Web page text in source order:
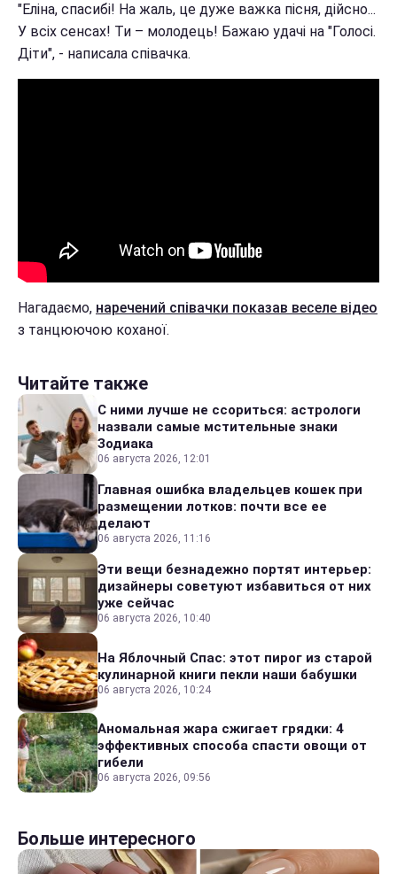
"Еліна, спасибі! На жаль, це дуже важка пісня, дійсно...
У всіх сенсах! Ти – молодець! Бажаю удачі на "Голосі.
Діти", - написала співачка.
Нагадаємо, наречений співачки показав веселе відео
з танцюючою коханої.
Читайте также
С ними лучше не ссориться: астрологи
назвали самые мстительные знаки
Зодиака
06 августа 2026, 12:01
Главная ошибка владельцев кошек при
размещении лотков: почти все ее
делают
06 августа 2026, 11:16
Эти вещи безнадежно портят интерьер:
дизайнеры советуют избавиться от них
уже сейчас
06 августа 2026, 10:40
На Яблочный Спас: этот пирог из старой
кулинарной книги пекли наши бабушки
06 августа 2026, 10:24
Аномальная жара сжигает грядки: 4
эффективных способа спасти овощи от
гибели
06 августа 2026, 09:56
Больше интересного